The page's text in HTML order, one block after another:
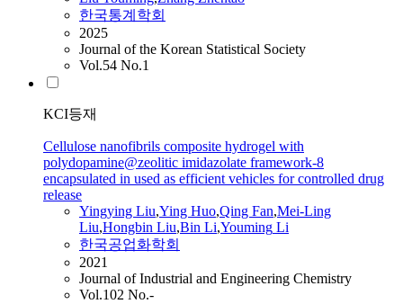
한국통계학회
2025
Journal of the Korean Statistical Society
Vol.54 No.1
KCI등재
Cellulose nanofibrils composite hydrogel with
polydopamine@zeolitic imidazolate framework-8
encapsulated in used as efficient vehicles for controlled drug
release
Yingying Liu,Ying Huo,Qing Fan,Mei-Ling
Liu,Hongbin Liu,Bin Li,Youming Li
한국공업화학회
2021
Journal of Industrial and Engineering Chemistry
Vol.102 No.-